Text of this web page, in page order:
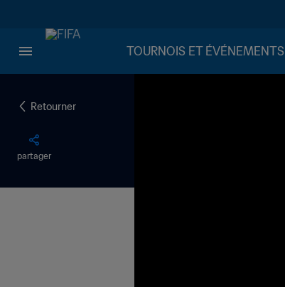
TOURNOIS ET ÉVÉNEMENTS
Retourner
partager